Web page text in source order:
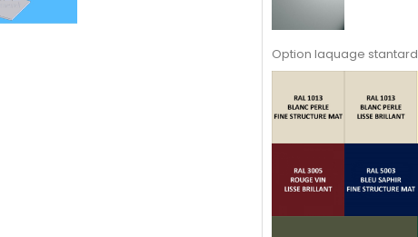
Option laquage stantard